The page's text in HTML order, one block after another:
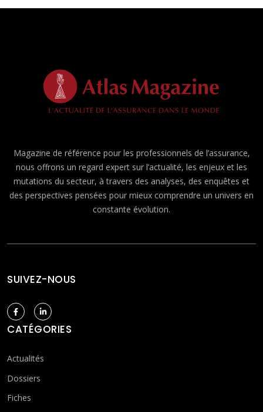
Magazine de référence pour les professionnels de l’assurance,
nous offrons un regard expert sur l’actualité, les enjeux et les
mutations du secteur, à travers des analyses, des enquêtes et
des perspectives pensées pour mieux comprendre un univers en
constante évolution.
SUIVEZ-NOUS
CATÉGORIES
Actualités
Dossiers
Fiches